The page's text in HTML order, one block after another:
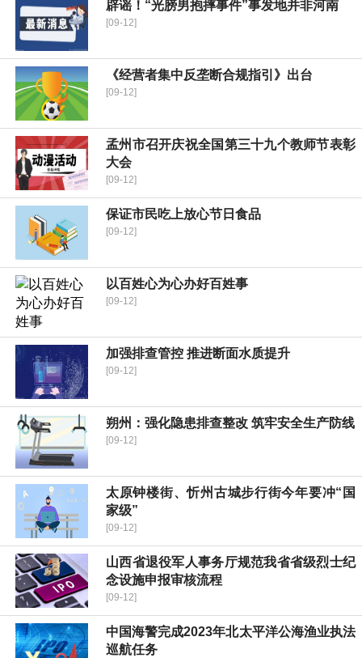
辟谣！“光膀男抱摔事件”事发地并非河南
[09-12]
《经营者集中反垄断合规指引》出台
[09-12]
孟州市召开庆祝全国第三十九个教师节表彰
大会
[09-12]
保证市民吃上放心节日食品
[09-12]
以百姓心为心办好百姓事
[09-12]
加强排查管控 推进断面水质提升
[09-12]
朔州：强化隐患排查整改 筑牢安全生产防线
[09-12]
太原钟楼街、忻州古城步行街今年要冲“国
家级”
[09-12]
山西省退役军人事务厅规范我省省级烈士纪
念设施申报审核流程
[09-12]
中国海警完成2023年北太平洋公海渔业执法
巡航任务